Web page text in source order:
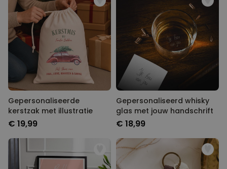
Gepersonaliseerde
kerstzak met illustratie
€ 19,99
Gepersonaliseerd whisky
glas met jouw handschrift
€ 18,99